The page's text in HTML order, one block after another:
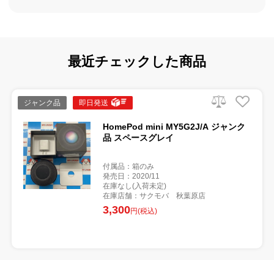
最近チェックした商品
ジャンク品 即日発送
HomePod mini MY5G2J/A ジャンク
品 スペースグレイ
付属品：箱のみ
発売日：2020/11
在庫なし(入荷未定)
在庫店舗：サクモバ 秋葉原店
3,300円(税込)